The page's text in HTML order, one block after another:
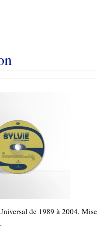
de 1989 à 2004. Mise